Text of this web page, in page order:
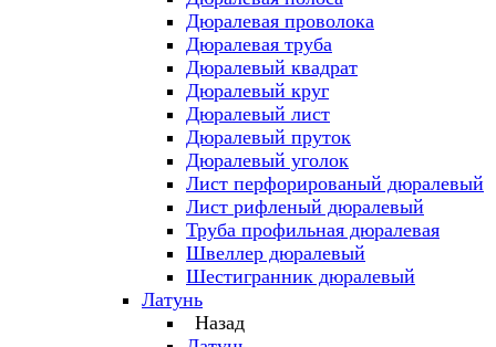
Дюралевая проволока
Дюралевая труба
Дюралевый квадрат
Дюралевый круг
Дюралевый лист
Дюралевый пруток
Дюралевый уголок
Лист перфорированый дюралевый
Лист рифленый дюралевый
Труба профильная дюралевая
Швеллер дюралевый
Шестигранник дюралевый
Латунь
Назад